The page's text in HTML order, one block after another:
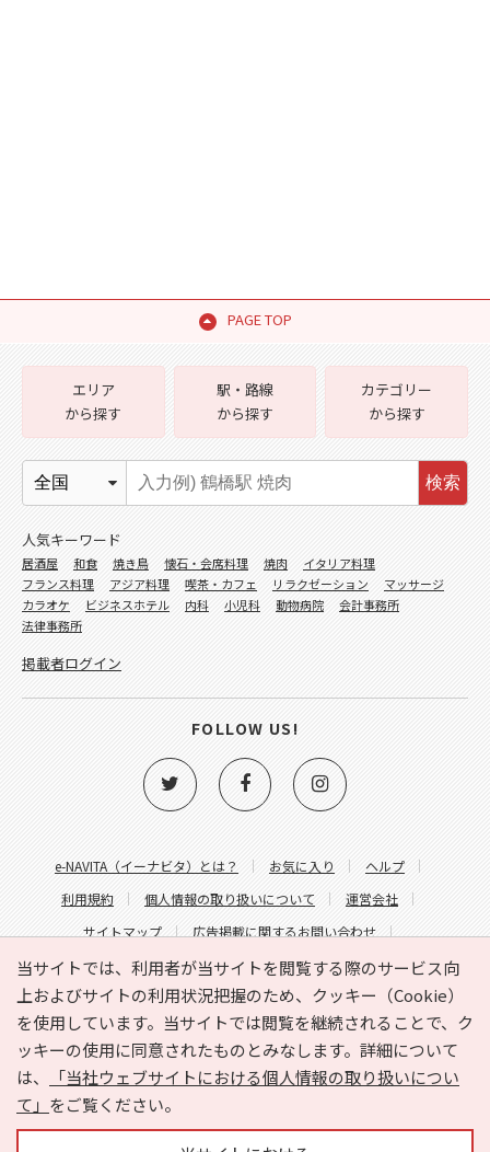
PAGE TOP
当サイトでは、利用者が当サイトを閲覧する際のサービス向
上およびサイトの利用状況把握のため、クッキー（Cookie）
を使用しています。当サイトでは閲覧を継続されることで、ク
ッキーの使用に同意されたものとみなします。詳細について
は、
「当社ウェブサイトにおける個人情報の取り扱いについ
て」 をご覧ください。
e-NAVITA（イーナビタ）とは？ お気に入り
ヘルプ
利用規約
個人情報の取り扱いについて
運営会社
サイトマップ
広告掲載に関するお問い合わせ
サイトの内容に関するお問い合わせ
エリア
から探す
駅・路線
から探す
カテゴリー
から探す
検索
人気キーワード
居酒屋 和食 焼き鳥 懐石・会席料理 焼肉
イタリア料理
フランス料理
アジア料理 喫茶・カフェ リラクゼーション
マッサージ
カラオケ
ビジネスホテル 内科 小児科 動物病院
会計事務所
法律事務所
掲載者ログイン
FOLLOW US!
Copyright © HYOJITO.Co.,Ltd. All Rights Reserved.